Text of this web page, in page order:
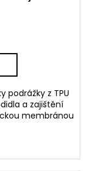
podrážky z TPU
a zajištění
membránou